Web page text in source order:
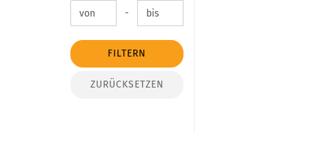
Preis bis -
FILTERN
ZURÜCKSETZEN